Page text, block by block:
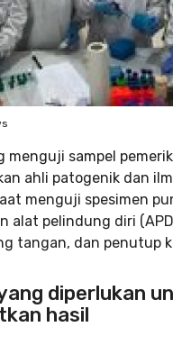
menguji sampel
ahli patogenik dan
menguji spesimen
alat pelindung diri
tangan, dan penutup
diperlukan
hasil